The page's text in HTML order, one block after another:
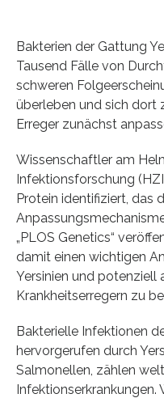
Bakterien der Gattung
Tausend Fälle von
schweren
überleben und sich dort
Erreger zunächst
Wissenschaftler am
Infektionsforschung
Protein identifiziert, das
„PLOS Genetics“
damit einen wichtigen
Yersinien und potenziell
Krankheitserregern zu
Bakterielle Infektionen
hervorgerufen durch
Salmonellen, zählen
Infektionserkrankungen.